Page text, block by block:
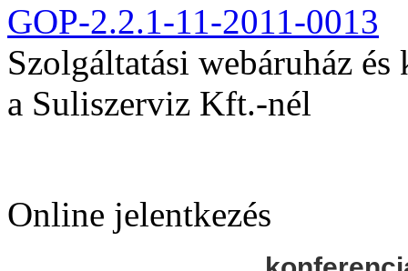
GOP-2.2.1-11-2011-0013
Szolgáltatási webáruház
a Suliszerviz Kft.-nél
Online jelentkezés